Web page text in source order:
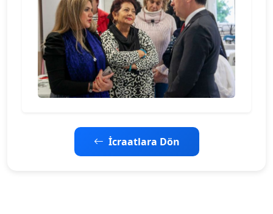
İcraatlara Dön